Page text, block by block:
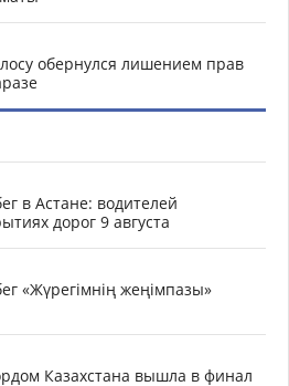
обернулся лишением прав
в Астане: водителей
дорог 9 августа
«Жүрегімнің жеңімпазы»
Казахстана вышла в финал